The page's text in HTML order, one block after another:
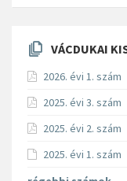
VÁCDUKAI
2026. évi 1. szám
2025. évi 3. szám
2025. évi 2. szám
2025. évi 1. szám